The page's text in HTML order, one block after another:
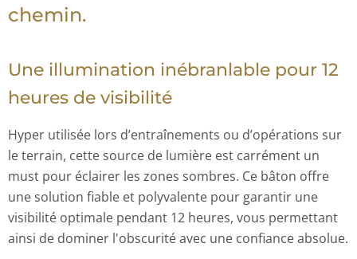
chemin.
Une illumination inébranlable pour 12
heures de visibilité
Hyper utilisée lors d’entraînements ou d’opérations sur
le terrain, cette source de lumière est carrément un
must pour éclairer les zones sombres. Ce bâton offre
une solution fiable et polyvalente pour garantir une
visibilité optimale pendant 12 heures, vous permettant
ainsi de dominer l'obscurité avec une confiance absolue.